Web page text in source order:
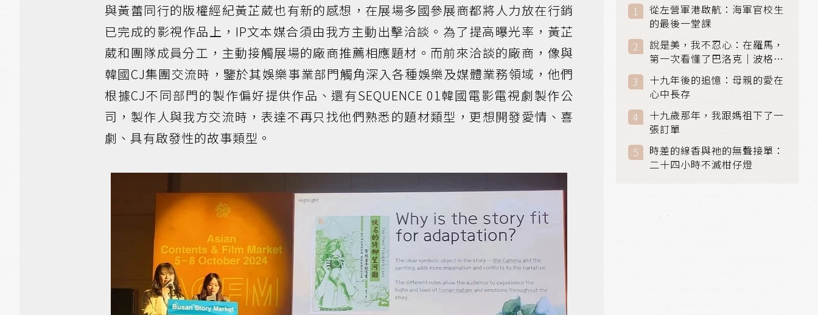
與黃蕾同行的版權經紀黃芷葳也有新的感想，在展場多國參展商都將人力放在行銷
已完成的影視作品上，IP文本媒合須由我方主動出擊洽談。為了提高曝光率，黃芷
葳和團隊成員分工，主動接觸展場的廠商推薦相應題材。而前來洽談的廠商，像與
韓國CJ集團交流時，鑒於其娛樂事業部門觸角深入各種娛樂及媒體業務領域，他們
根據CJ不同部門的製作偏好提供作品、還有SEQUENCE 01韓國電影電視劇製作公
司，製作人與我方交流時，表達不再只找他們熟悉的題材類型，更想開發愛情、喜
劇、具有啟發性的故事類型。
從左營軍港啟航：海軍官校生
的最後一堂課
說是美，我不忍心：在羅馬，
第一次看懂了巴洛克｜波格賽
美術館 (Galleria Borghese)
｜義大利 羅馬
十九年後的追憶：母親的愛在
心中長存
十九歲那年，我跟媽祖下了一
張訂單
時差的線香與祂的無聲接單：
二十四小時不滅柑仔燈